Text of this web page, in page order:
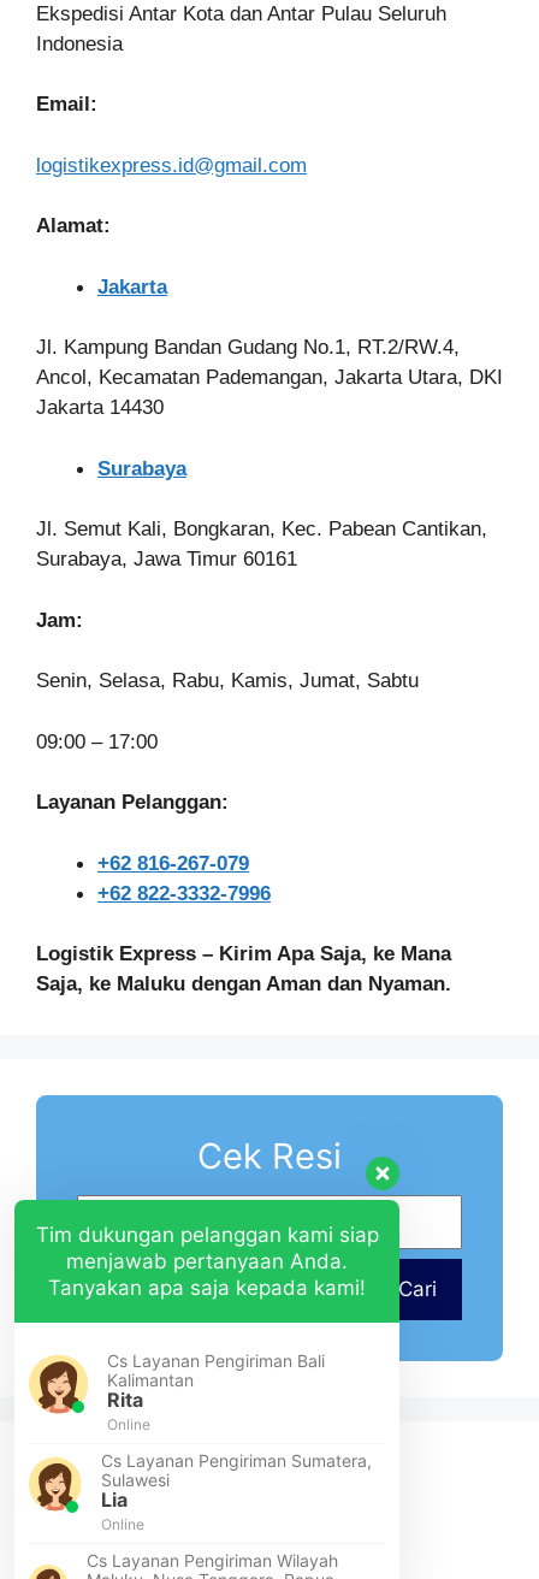
Ekspedisi Antar Kota dan Antar Pulau Seluruh
Indonesia
Email:
logistikexpress.id@gmail.com
Alamat:
Jakarta
Jl. Kampung Bandan Gudang No.1, RT.2/RW.4,
Ancol, Kecamatan Pademangan, Jakarta Utara, DKI
Jakarta 14430
Surabaya
Jl. Semut Kali, Bongkaran, Kec. Pabean Cantikan,
Surabaya, Jawa Timur 60161
Jam:
Senin, Selasa, Rabu, Kamis, Jumat, Sabtu
09:00 – 17:00
Layanan Pelanggan:
+62 816-267-079
+62 822-3332-7996
Logistik Express – Kirim Apa Saja, ke Mana
Saja, ke Maluku dengan Aman dan Nyaman.
Cek Resi
Cari
Tim dukungan pelanggan kami siap
menjawab pertanyaan Anda.
Tanyakan apa saja kepada kami!
Cs Layanan Pengiriman Bali
Kalimantan
Rita
Online
Cs Layanan Pengiriman Sumatera,
Sulawesi
Lia
Online
Cs Layanan Pengiriman Wilayah